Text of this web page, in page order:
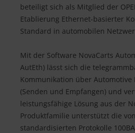
beteiligt sich als Mitglied der
Etablierung Ethernet-basierter
Standard in automobilen
Mit der Software NovaCarts
AutEth) lässt sich die
Kommunikation über
(Senden und Empfangen) und
leistungsfähige Lösung aus der
Produktfamilie unterstützt die
standardisierten Protokolle